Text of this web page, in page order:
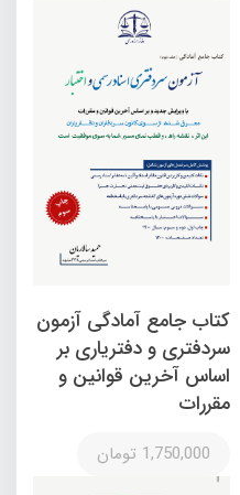
کتاب جامع آمادگی آزمون
سردفتری و دفتریاری بر
اساس آخرین قوانین و
مقررات
1,750,000 تومان